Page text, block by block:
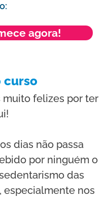
agora!
curso
muito felizes por ter
dias não passa
por ninguém o
das
especialmente nos